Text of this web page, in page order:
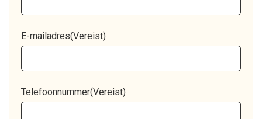
E-mailadres(Vereist)
Telefoonnummer(Vereist)